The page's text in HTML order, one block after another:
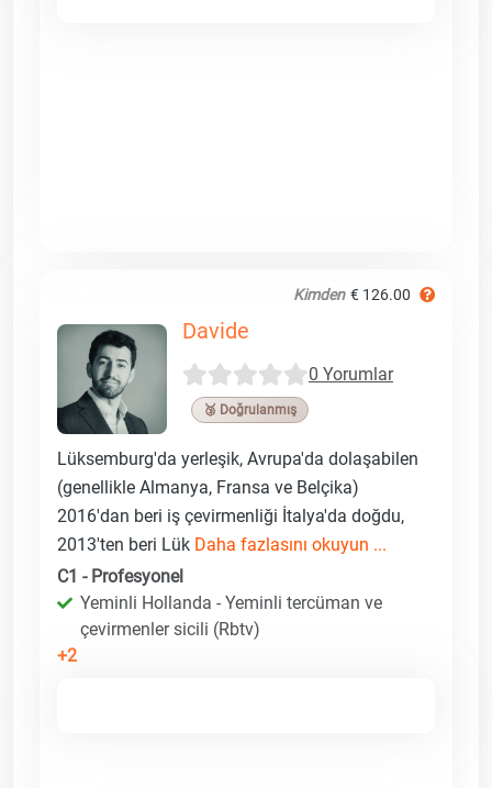
Kimden € 126.00
Davide
0 Yorumlar
🥉 Doğrulanmış
Lüksemburg'da yerleşik, Avrupa'da dolaşabilen
(genellikle Almanya, Fransa ve Belçika)
2016'dan beri iş çevirmenliği İtalya'da doğdu,
2013'ten beri Lük Daha fazlasını okuyun ...
C1 - Profesyonel
Yeminli Hollanda - Yeminli tercüman ve
çevirmenler sicili (Rbtv)
+2